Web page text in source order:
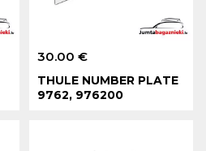
30.00 €
THULE NUMBER PLATE
9762, 976200